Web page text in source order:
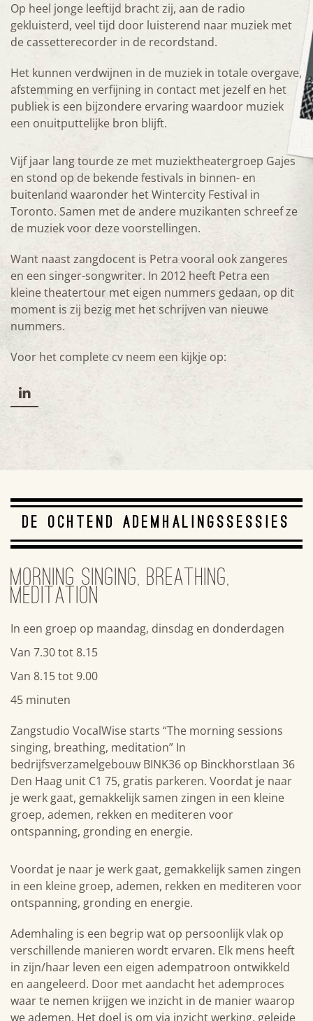
Op heel jonge leeftijd bracht zij, aan de radio
gekluisterd, veel tijd door luisterend naar muziek met
de cassetterecorder in de recordstand.
Het kunnen verdwijnen in de muziek in totale overgave,
afstemming en verfijning in contact met jezelf en het
publiek is een bijzondere ervaring waardoor muziek
een onuitputtelijke bron blijft.
Vijf jaar lang tourde ze met muziektheatergroep Gajes
en stond op de bekende festivals in binnen- en
buitenland waaronder het Wintercity Festival in
Toronto. Samen met de andere muzikanten schreef ze
de muziek voor deze voorstellingen.
Want naast zangdocent is Petra vooral ook zangeres
en een singer-songwriter. In 2012 heeft Petra een
kleine theatertour met eigen nummers gedaan, op dit
moment is zij bezig met het schrijven van nieuwe
nummers.
Voor het complete cv neem een kijkje op:
DE OCHTEND ADEMHALINGSSESSIES
MORNING SINGING, BREATHING,
MEDITATION
In een groep op maandag, dinsdag en donderdagen
Van 7.30 tot 8.15
Van 8.15 tot 9.00
45 minuten
Zangstudio VocalWise starts “The morning sessions
singing, breathing, meditation” In
bedrijfsverzamelgebouw BINK36 op Binckhorstlaan 36
Den Haag unit C1 75, gratis parkeren. Voordat je naar
je werk gaat, gemakkelijk samen zingen in een kleine
groep, ademen, rekken en mediteren voor
ontspanning, gronding en energie.
Voordat je naar je werk gaat, gemakkelijk samen zingen
in een kleine groep, ademen, rekken en mediteren voor
ontspanning, gronding en energie.
Ademhaling is een begrip wat op persoonlijk vlak op
verschillende manieren wordt ervaren. Elk mens heeft
in zijn/haar leven een eigen adempatroon ontwikkeld
en aangeleerd. Door met aandacht het ademproces
waar te nemen krijgen we inzicht in de manier waarop
we ademen. Het doel is om via inzicht werking, geleide